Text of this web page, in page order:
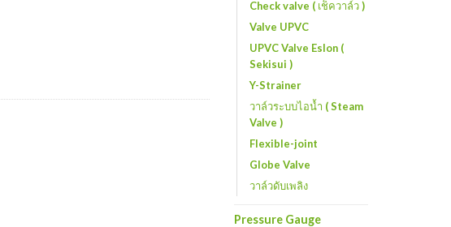
Check valve ( เช็ควาล์ว )
Valve UPVC
UPVC Valve Eslon (
Sekisui )
Y-Strainer
วาล์วระบบไอน้ำ ( Steam
Valve )
Flexible-joint
Globe Valve
วาล์วดับเพลิง
Pressure Gauge